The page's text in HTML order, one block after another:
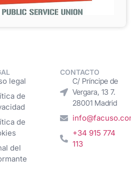
legal
de
de
del
CONTACTO
C/ Príncipe de
Vergara, 13 7.
28001 Madrid
+34 915 774
113